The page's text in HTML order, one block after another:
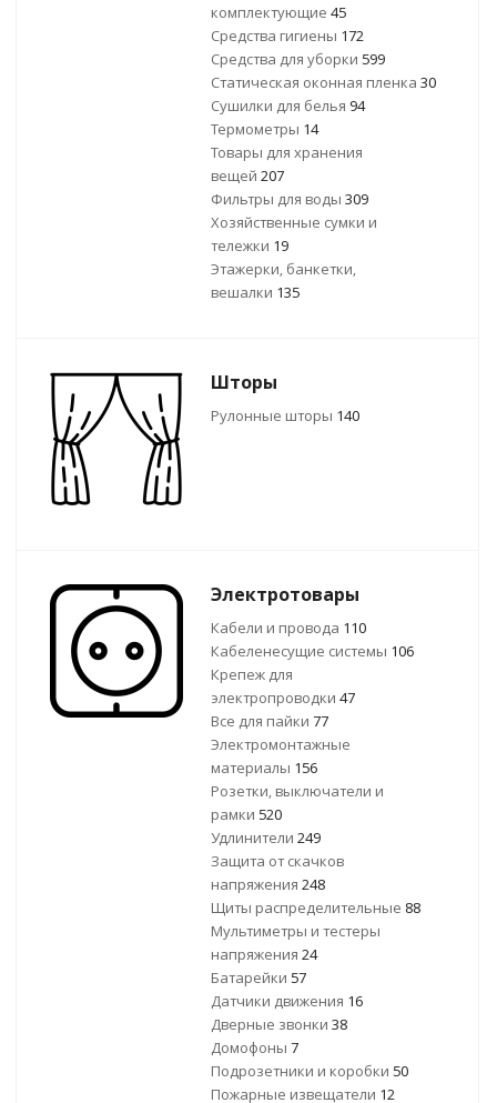
комплектующие 45
Средства гигиены 172
Средства для уборки 599
Статическая оконная пленка 30
Сушилки для белья 94
Термометры 14
Товары для хранения
вещей 207
Фильтры для воды 309
Хозяйственные сумки и
тележки 19
Этажерки, банкетки,
вешалки 135
Шторы
Рулонные шторы 140
Электротовары
Кабели и провода 110
Кабеленесущие системы 106
Крепеж для
электропроводки 47
Все для пайки 77
Электромонтажные
материалы 156
Розетки, выключатели и
рамки 520
Удлинители 249
Защита от скачков
напряжения 248
Щиты распределительные 88
Мультиметры и тестеры
напряжения 24
Батарейки 57
Датчики движения 16
Дверные звонки 38
Домофоны 7
Подрозетники и коробки 50
Пожарные извещатели 12